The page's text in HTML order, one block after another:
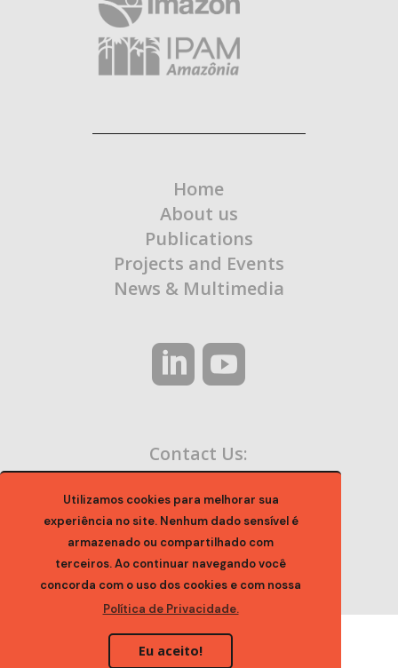
Utilizamos cookies para melhorar sua
experiência no site. Nenhum dado sensível é
armazenado ou compartilhado com
terceiros. Ao continuar navegando você
concorda com o uso dos cookies e com nossa
Política de Privacidade.
Eu aceito!
Home
About us
Publications
Projects and Events
News & Multimedia
Contact Us: